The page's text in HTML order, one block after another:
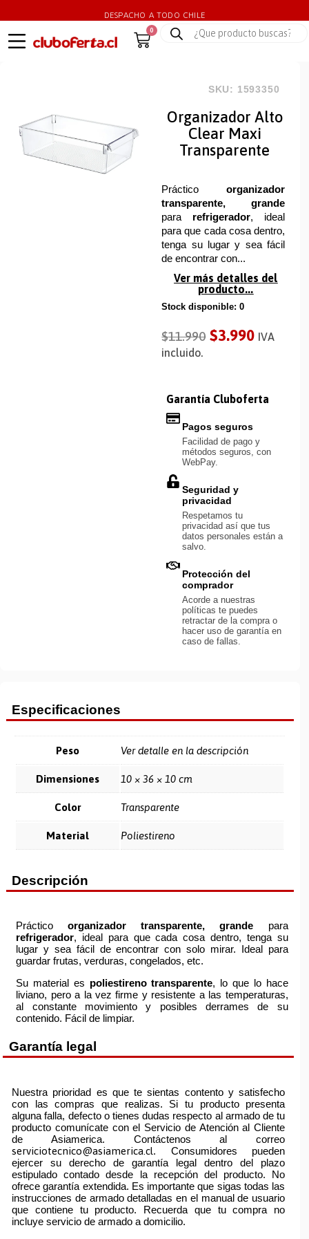
DESPACHO A TODO CHILE
0
SKU: 1593350
Organizador Alto
Clear Maxi
Transparente
Práctico organizador
transparente, grande
para refrigerador, ideal
para que cada cosa dentro,
tenga su lugar y sea fácil
de encontrar con...
Ver más detalles del
producto...
Stock disponible: 0
$11.990 $3.990 IVA
incluido.
Garantía Cluboferta
Pagos seguros
Facilidad de pago y
métodos seguros, con
WebPay.
Seguridad y
privacidad
Respetamos tu
privacidad así que tus
datos personales están a
salvo.
Protección del
comprador
Acorde a nuestras
políticas te puedes
retractar de la compra o
hacer uso de garantía en
caso de fallas.
Especificaciones
Peso Ver detalle en la descripción
Dimensiones 10 × 36 × 10 cm
Color Transparente
Material Poliestireno
Descripción
Prácticoorganizador transparente, grande para
refrigerador, ideal para que cada cosa dentro, tenga su
lugar y sea fácil de encontrar con solo mirar. Ideal para
guardar frutas, verduras, congelados, etc.
Su material es poliestireno transparente, lo que lo hace
liviano, pero a la vez firme y resistente a las temperaturas,
al constante movimiento y posibles derrames de su
contenido. Fácil de limpiar.
Garantía legal
Nuestra prioridad es que te sientas contento y satisfecho
con las compras que realizas. Si tu producto presenta
alguna falla, defecto o tienes dudas respecto al armado de tu
producto comunícate con el Servicio de Atención al Cliente
de Asiamerica. Contáctenos al correo
serviciotecnico@asiamerica.cl. Consumidores pueden
ejercer su derecho de garantía legal dentro del plazo
estipulado contado desde la recepción del producto. No
ofrece garantía extendida. Es importante que sigas todas las
instrucciones de armado detalladas en el manual de usuario
que contiene tu producto. Recuerda que tu compra no
incluye servicio de armado a domicilio.